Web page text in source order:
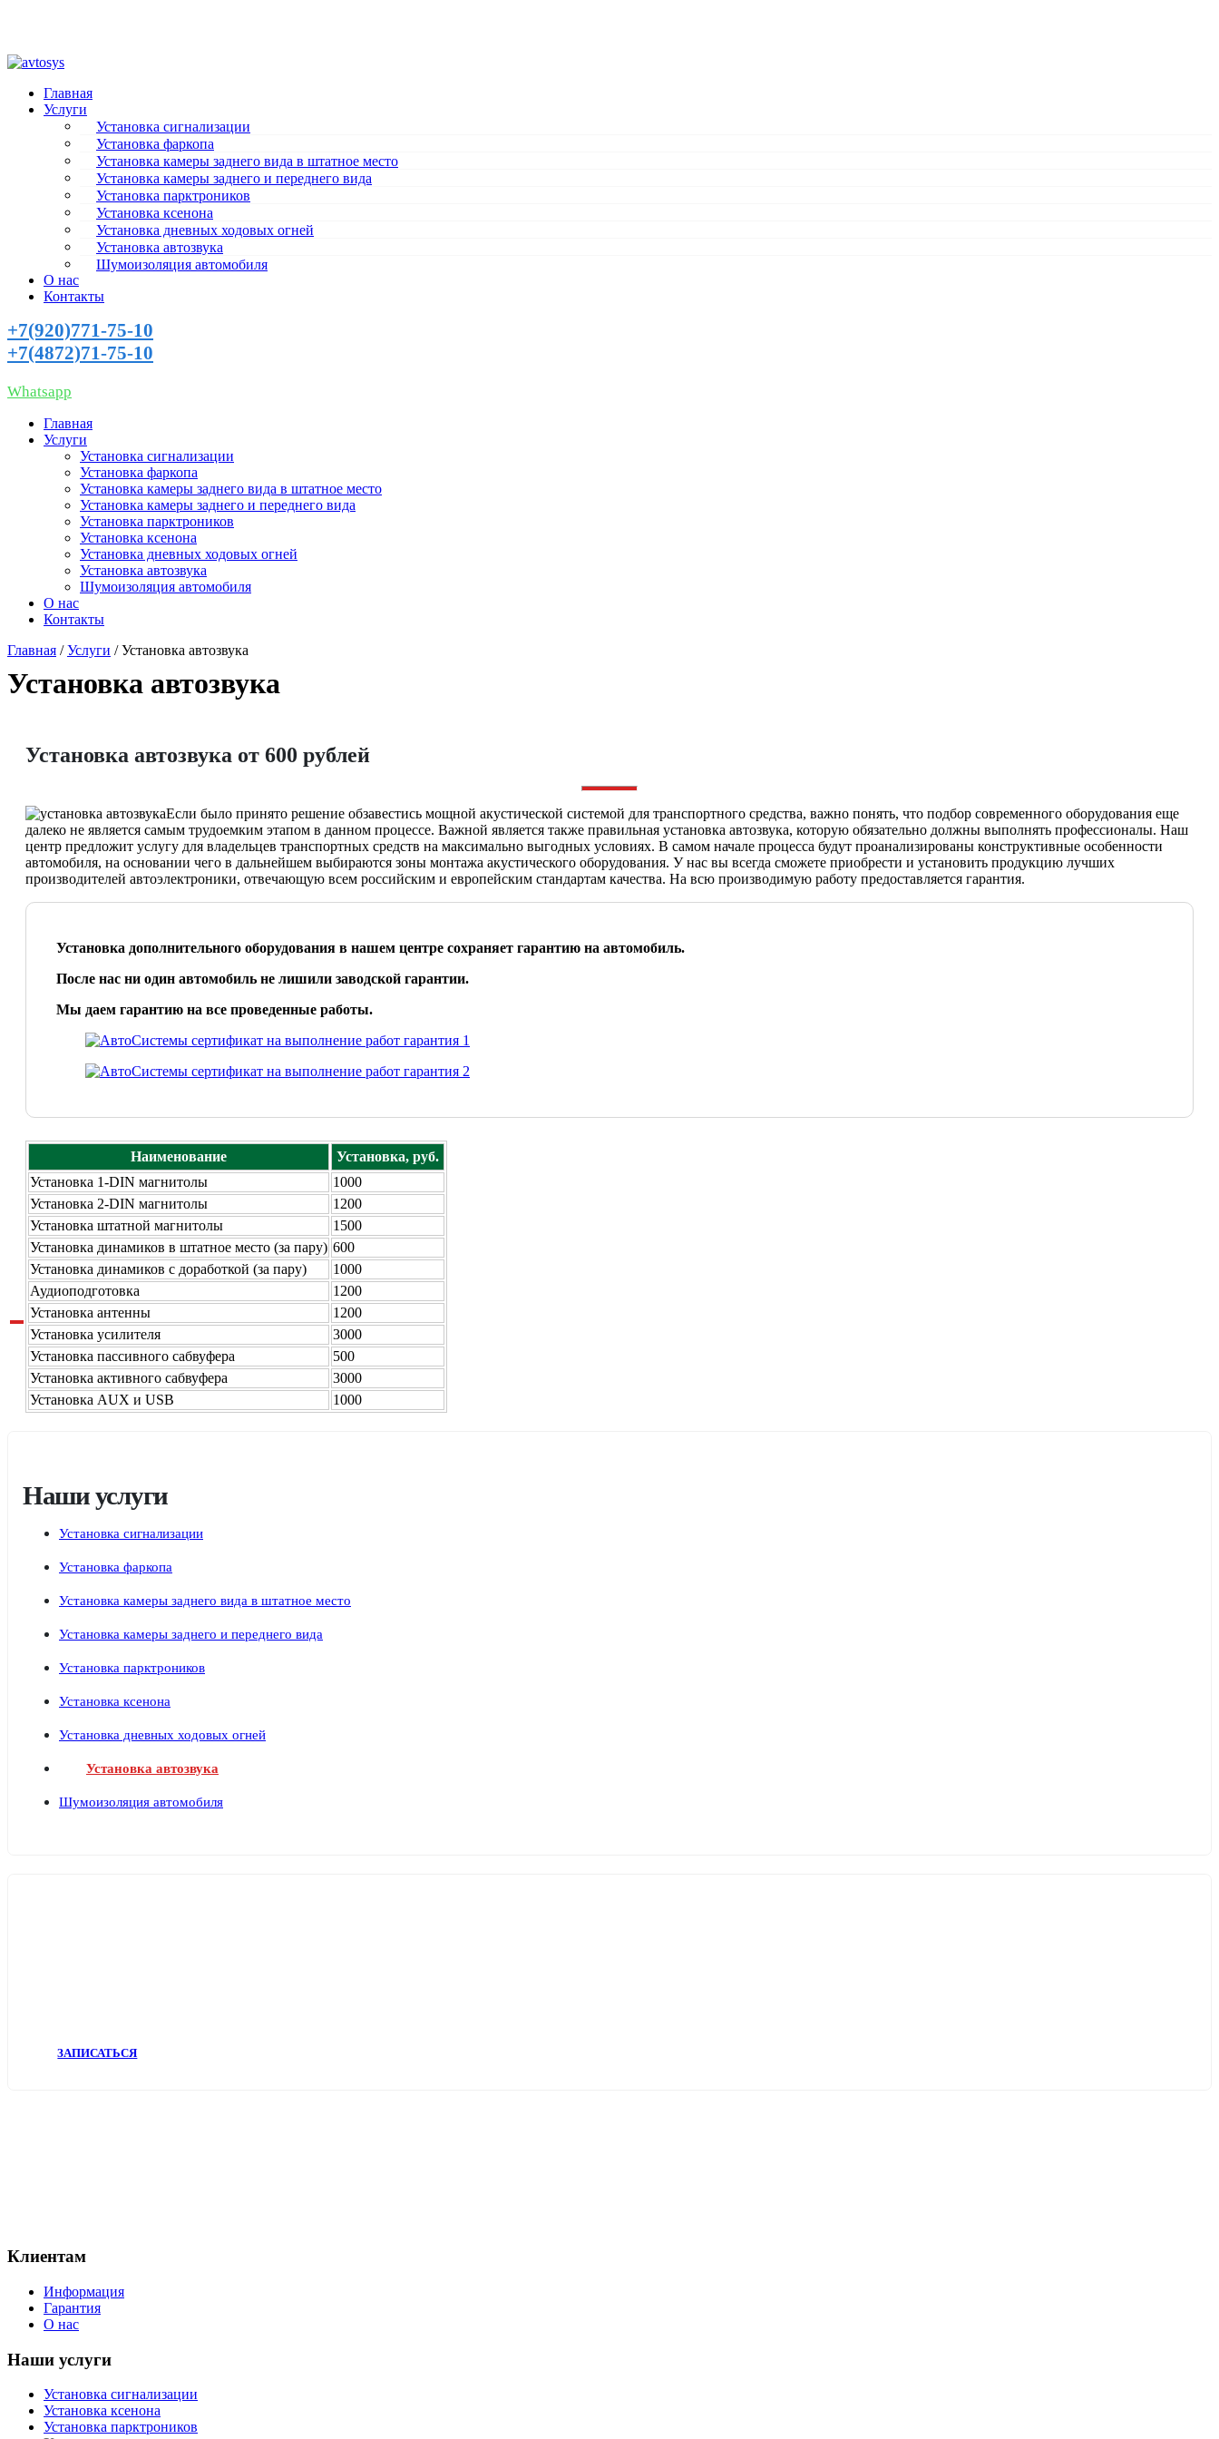
Главная
Услуги
Установка сигнализации
Установка фаркопа
Установка камеры заднего вида в штатное место
Установка камеры заднего и переднего вида
Установка парктроников
Установка ксенона
Установка дневных ходовых огней
Установка автозвука
Шумоизоляция автомобиля
О нас
Контакты
+7(920)771-75-10
+7(4872)71-75-10
Whatsapp
Главная
Услуги
Установка сигнализации
Установка фаркопа
Установка камеры заднего вида в штатное место
Установка камеры заднего и переднего вида
Установка парктроников
Установка ксенона
Установка дневных ходовых огней
Установка автозвука
Шумоизоляция автомобиля
О нас
Контакты
Главная /Услуги /Установка автозвука
Установка автозвука
Установка автозвука от 600 рублей
Если было принято решение обзавестись мощной акустической системой для транспортного средства, важно понять, что подбор современного оборудования еще
далеко не является самым трудоемким этапом в данном процессе. Важной является также правильная установка автозвука, которую обязательно должны выполнять профессионалы. Наш
центр предложит услугу для владельцев транспортных средств на максимально выгодных условиях. В самом начале процесса будут проанализированы конструктивные особенности
автомобиля, на основании чего в дальнейшем выбираются зоны монтажа акустического оборудования. У нас вы всегда сможете приобрести и установить продукцию лучших
производителей автоэлектроники, отвечающую всем российским и европейским стандартам качества. На всю производимую работу предоставляется гарантия.
Установка дополнительного оборудования в нашем центре сохраняет гарантию на автомобиль.
После нас ни один автомобиль не лишили заводской гарантии.
Мы даем гарантию на все проведенные работы.
Наименование
Установка, руб.
Установка 1-DIN магнитолы
1000
Установка 2-DIN магнитолы
1200
Установка штатной магнитолы
1500
Установка динамиков в штатное место (за пару) 600
Установка динамиков с доработкой (за пару)
1000
Аудиоподготовка
1200
Установка антенны
1200
Установка усилителя
3000
Установка пассивного сабвуфера
500
Установка активного сабвуфера
3000
Установка AUX и USB
1000
Наши услуги
Установка сигнализации
Установка фаркопа
Установка камеры заднего вида в штатное место
Установка камеры заднего и переднего вида
Установка парктроников
Установка ксенона
Установка дневных ходовых огней
Установка автозвука
Шумоизоляция автомобиля
ЗАПИСАТЬСЯ
Клиентам
Информация
Гарантия
О нас
Наши услуги
Установка сигнализации
Установка ксенона
Установка парктроников